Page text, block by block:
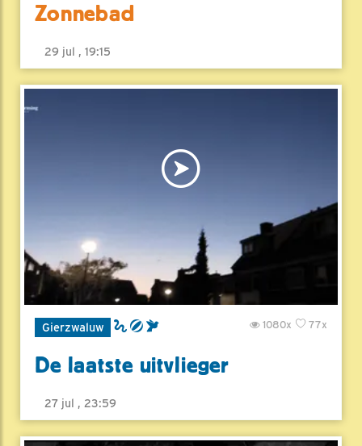
Zonnebad
29 jul , 19:15
Gierzwaluw 77x
1080x
De laatste uitvlieger
27 jul , 23:59